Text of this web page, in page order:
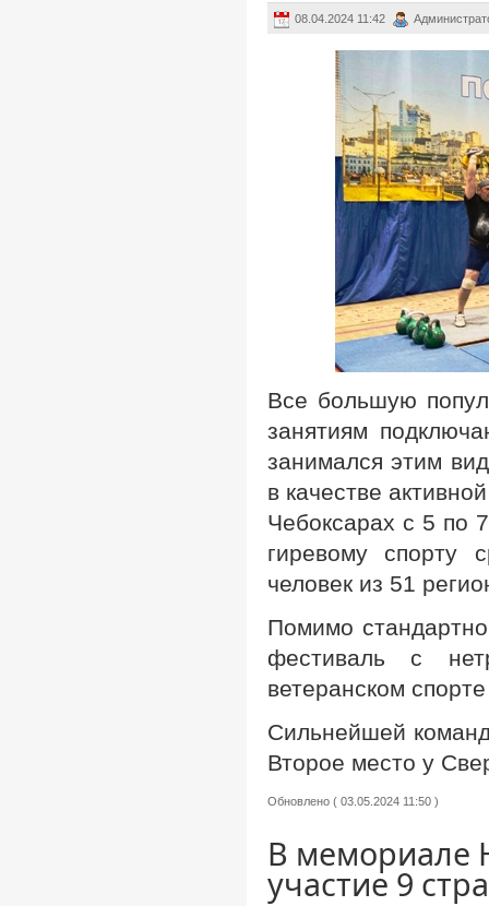
08.04.2024 11:42
Все большую
занятиям
занимался этим
в качестве
Чебоксарах с 5 по
гиревому спорту
человек из 51
Помимо
фестиваль с
ветеранском
Сильнейшей
Второе место у
Обновлено ( 03.05.2024 11:50 )
В мемориале
участие 9